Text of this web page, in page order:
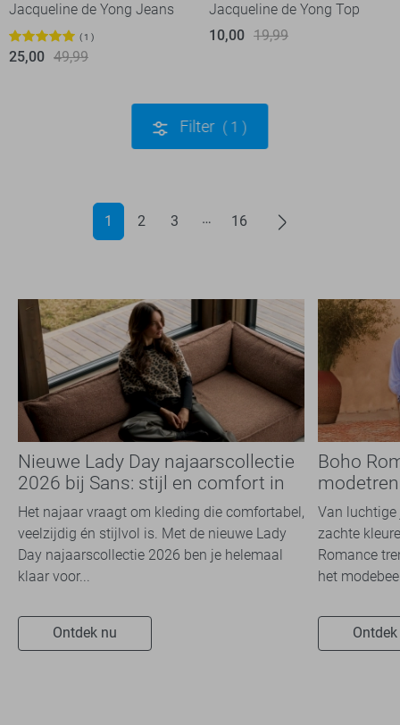
Jacqueline de Yong Jeans
1
25,00 49,99
Jacqueline de Yong Top
10,00 19,99
Filter 1
1 2 3 16
Nieuwe Lady Day najaarscollectie
2026 bij Sans: stijl en comfort in
travelkwaliteit
Het najaar vraagt om kleding die comfortabel,
veelzijdig én stijlvol is. Met de nieuwe Lady
Day najaarscollectie 2026 ben je helemaal
klaar voor...
Ontdek nu
Boho
overal
Van luchtige
zachte
Romance
het